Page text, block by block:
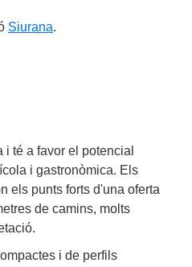
Siurana.
té a favor el potencial
i gastronòmica. Els
els punts forts d'una oferta
de camins, molts
i de perfils